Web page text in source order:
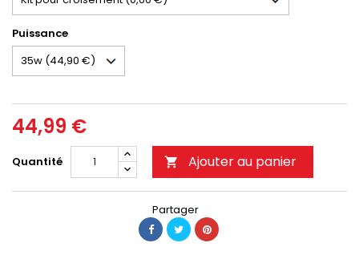
Puissance
44,99 €
Quantité  Ajouter au panier
Partager